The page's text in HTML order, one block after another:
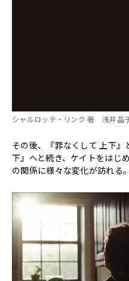
シャルロッテ・リンク 著 浅井晶
その後、『罪なくして 上下
下』へと続き、ケイトをはじ
の関係に様々な変化が訪れる。